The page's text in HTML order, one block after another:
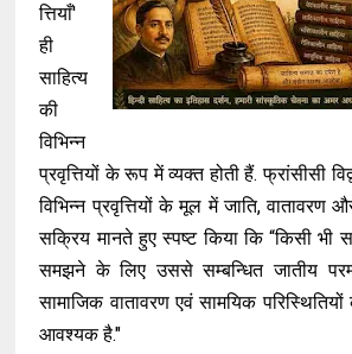
त्तियाँ'
ही
साहित्य
की
विभिन्न
प्रवृत्तियों के रूप में व्यक्त होती हैं. फ्रांसीसी
विभिन्न प्रवृत्तियों के मूल में जाति, वातावरण
सक्रिय मानते हुए स्पष्ट किया कि “किसी भी
समझने के लिए उससे सम्बन्धित जातीय
सामाजिक वातावरण एवं सामयिक
आवश्यक है."